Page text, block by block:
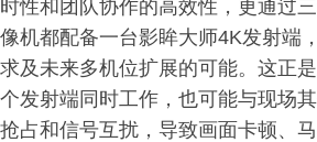
时性和团队协作的高效性，更通过
像机都配备一台影眸大师4K发射端
求及未来多机位扩展的可能。这正
个发射端同时工作，也可能与现场
抢占和信号互扰，导致画面卡顿、